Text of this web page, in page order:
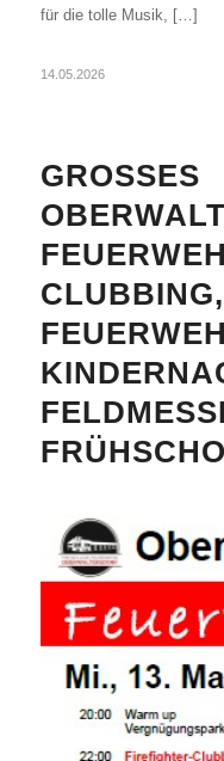
für die tolle Musik, […]
14.05.2026
GROSSES